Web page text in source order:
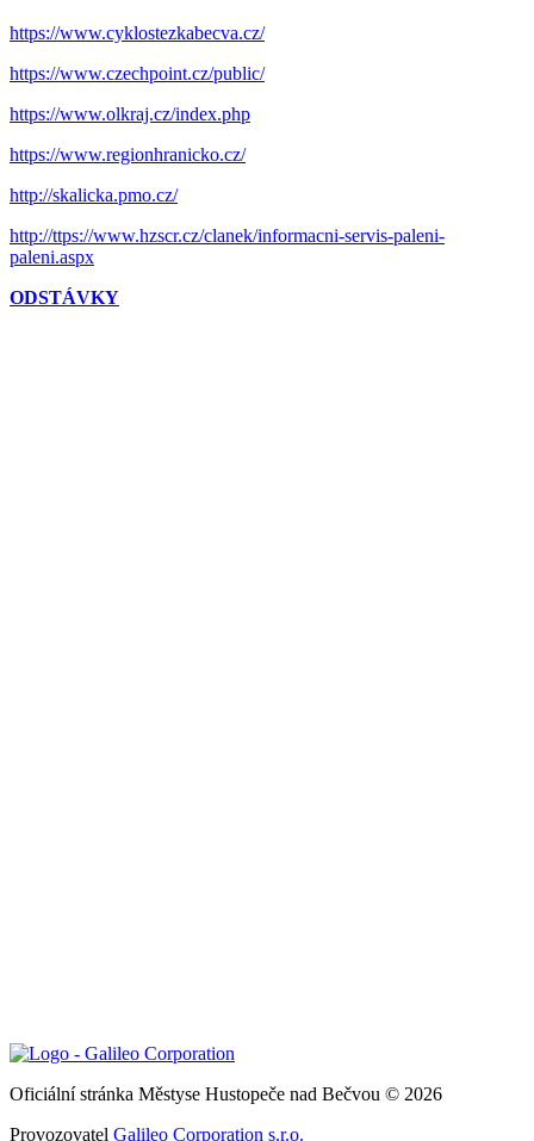
https://www.cyklostezkabecva.cz/
https://www.czechpoint.cz/public/
https://www.olkraj.cz/index.php
https://www.regionhranicko.cz/
http://skalicka.pmo.cz/
http://ttps://www.hzscr.cz/clanek/informacni-servis-paleni-
paleni.aspx
ODSTÁVKY
Oficiální stránka Městyse Hustopeče nad Bečvou © 2026
Provozovatel Galileo Corporation s.r.o.